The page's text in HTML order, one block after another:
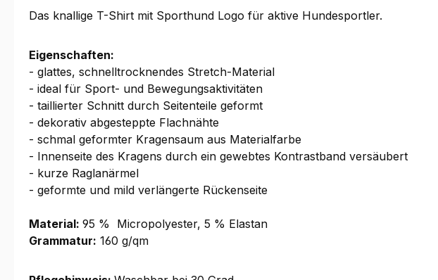
Das knallige T-Shirt mit Sporthund Logo für aktive Hundesportler.
Eigenschaften:
- glattes, schnelltrocknendes Stretch-Material
- ideal für Sport- und Bewegungsaktivitäten
- taillierter Schnitt durch Seitenteile geformt
- dekorativ abgesteppte Flachnähte
- schmal geformter Kragensaum aus Materialfarbe
- Innenseite des Kragens durch ein gewebtes Kontrastband versäubert
- kurze Raglanärmel
- geformte und mild verlängerte Rückenseite
Material: 95 % Micropolyester, 5 % Elastan
Grammatur: 160 g/qm